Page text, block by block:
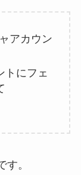
アカウン
トにフェ
。